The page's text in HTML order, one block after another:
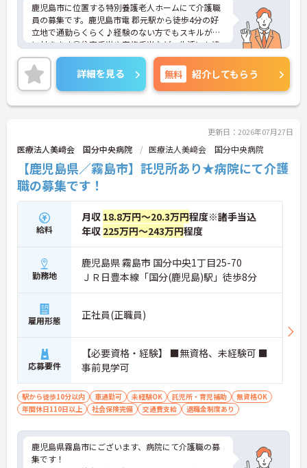
鹿児島市に位置する特別養護老人ホームにて介護職
員の募集です。鹿児島市電 郡元駅から徒歩4分の好
立地で通勤らくらく♪経験のない方でもスキルが身
に付きます◎住宅手当や家族手当など、生活にも嬉
しい手当が充実しているので、安心して働きやすい
環境となっております！ご興味ある方は面接ポイン
トをお伝えしますので、お気軽にご連絡ください。
詳細を見る 無料 紹介してもらう
更新日：2026年07月27日
医療法人美﨑会 国分中央病院 医療法人美﨑会 国分中央病院
【鹿児島県／霧島市】託児所あり★病院にて介護
職の募集です！
給料
月収 18.8万円～20.3万円程度※諸手当込
年収 225万円～243万円程度
勤務地
鹿児島県 霧島市 国分中央1丁目25-70
ＪＲ日豊本線「国分(鹿児島)駅」徒歩8分
雇用形態 正社員(正職員)
応募要件
【必要資格・経験】 ■無資格、未経験可 ■
事前見学可
駅から徒歩10分以内 車通勤可 未経験OK 託児所・育児補助
無資格OK
年間休日110日以上
社会保険完備 交通費支給 退職金制度あり
鹿児島県霧島市にございます、病院にて介護職の募
集です！